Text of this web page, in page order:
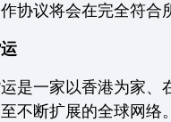
协议将会在完全符合
是一家以香港为家、
不断扩展的全球网络